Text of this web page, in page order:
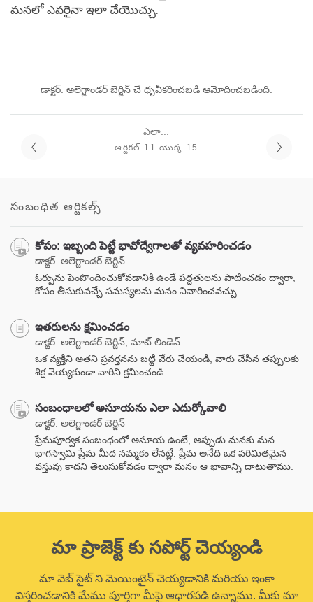
మనలో ఎవరైనా ఇలా చేయొచ్చు.
డాక్టర్. అలెగ్జాండర్ బెర్జిన్ చే ధృవీకరించబడి ఆమోదించబడింది.
ఎలా...
ఆర్టికల్ 11 యొక్క 15
సంబంధిత ఆర్టికల్స్
కోపం: ఇబ్బంది పెట్టే భావోద్వేగాలతో వ్యవహరించడం
డాక్టర్. అలెగ్జాండర్ బెర్జిన్
ఓర్పును పెంపొందించుకోవడానికి ఉండే పద్దతులను పాటించడం ద్వారా,
కోపం తీసుకువచ్చే సమస్యలను మనం నివారించవచ్చు.
ఇతరులను క్షమించడం
డాక్టర్. అలెగ్జాండర్ బెర్జిన్, మాట్ లిండెన్
ఒక వ్యక్తిని అతని ప్రవర్తనను బట్టి వేరు చేయండి, వారు చేసిన తప్పులకు
శిక్ష వెయ్యకుండా వారిని క్షమించండి.
సంబంధాలలో అసూయను ఎలా ఎదుర్కోవాలి
డాక్టర్. అలెగ్జాండర్ బెర్జిన్
ప్రేమపూర్వక సంబంధంలో అసూయ ఉంటే, అప్పుడు మనకు మన
భాగస్వామి ప్రేమ మీద నమ్మకం లేనట్లే. ప్రేమ అనేది ఒక పరిమితమైన
వస్తువు కాదని తెలుసుకోవడం ద్వారా మనం ఆ భావాన్ని దాటుతాము.
మా ప్రాజెక్ట్ కు సపోర్ట్ చెయ్యండి
మా వెబ్ సైట్ ని మెయింటైన్ చెయ్యడానికి మరియు ఇంకా
విస్తరించడానికి మేము పూర్తిగా మీపై ఆధారపడి ఉన్నాము. మీకు మా